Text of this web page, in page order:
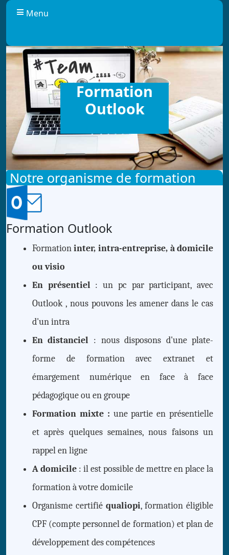
Menu
Formation
Outlook
Notre organisme de formation
Formation Outlook
Formationinter, intra-entreprise, à domicile
ou visio
En présentiel: un pc par participant, avec
Outlook , nous pouvons les amener dans le cas
d'un intra
En distanciel : nous disposons d'une plate-
forme de formation avec extranet et
émargement numérique en face à face
pédagogique ou en groupe
Formation mixte : une partie en présentielle
et après quelques semaines, nous faisons un
rappel en ligne
A domicile: il est possible de mettre en place la
formation à votre domicile
Organisme certifié qualiopi, formation éligible
CPF (compte personnel de formation) et plan de
développement des compétences
Panneau de gestion des cookies